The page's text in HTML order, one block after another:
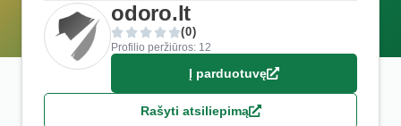
odoro.lt
(0)
Profilio peržiūros: 12
Į parduotuvę
Rašyti atsiliepimą